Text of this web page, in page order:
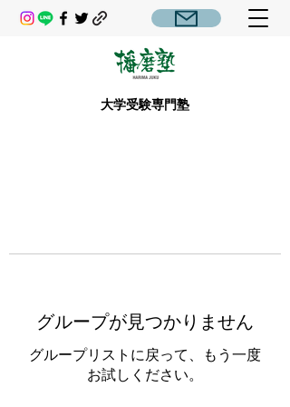
大学受験専門塾
グループが見つかりません
グループリストに戻って、もう一度
お試しください。